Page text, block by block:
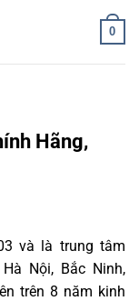
0
Hãng,
và là trung tâm
Nội, Bắc Ninh,
trên 8 năm kinh